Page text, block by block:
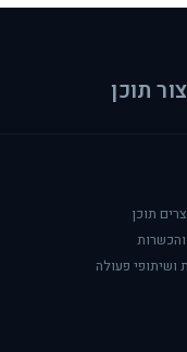
תוכן
תוכן
ושיתופי פעולה